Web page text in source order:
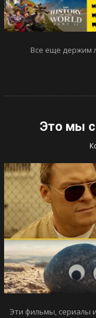
Все еще держим
Это мы
Эти фильмы, сериалы